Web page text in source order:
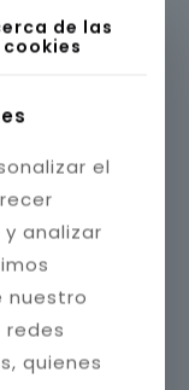
de las
cookies
el
analizar
nuestro
quienes